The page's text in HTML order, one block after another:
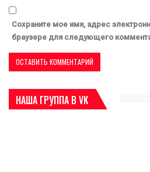
Сохраните мое имя, адрес
браузере для следующего
НАША ГРУППА В VK